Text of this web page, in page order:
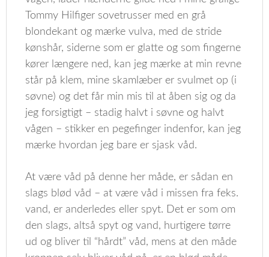
Tommy Hilfiger sovetrusser med en grå
blondekant og mærke vulva, med de stride
kønshår, siderne som er glatte og som fingerne
kører længere ned, kan jeg mærke at min revne
står på klem, mine skamlæber er svulmet op (i
søvne) og det får min mis til at åben sig og da
jeg forsigtigt – stadig halvt i søvne og halvt
vågen – stikker en pegefinger indenfor, kan jeg
mærke hvordan jeg bare er sjask våd.
At være våd på denne her måde, er sådan en
slags blød våd – at være våd i missen fra feks.
vand, er anderledes eller spyt. Det er som om
den slags, altså spyt og vand, hurtigere tørre
ud og bliver til “hårdt” våd, mens at den måde